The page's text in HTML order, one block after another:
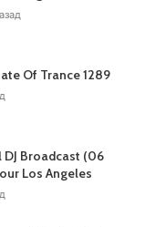
Of Trance 1289
Broadcast (06
Los Angeles